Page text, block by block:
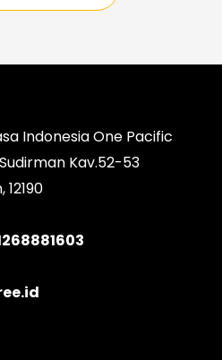
Indonesia One Pacific
Kav.52-53